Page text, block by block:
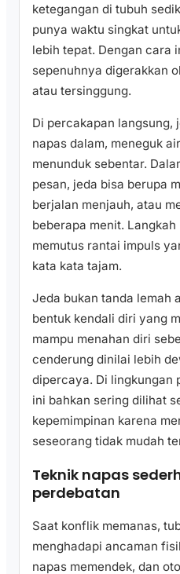
ketegangan di tubuh
punya waktu singkat
lebih tepat. Dengan cara
sepenuhnya digerakkan
atau tersinggung.
Di percakapan langsung,
napas dalam, meneguk
menunduk sebentar.
pesan, jeda bisa berupa
berjalan menjauh, atau
beberapa menit.
memutus rantai impuls
kata kata tajam.
Jeda bukan tanda lemah
bentuk kendali diri yang
mampu menahan diri
cenderung dinilai lebih
dipercaya. Di lingkungan
ini bahkan sering dilihat
kepemimpinan karena
seseorang tidak mudah
Teknik napas
perdebatan
Saat konflik memanas,
menghadapi ancaman
napas memendek, dan